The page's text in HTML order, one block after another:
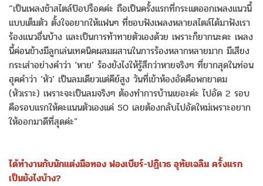
“เป็นเพลงช้าสไตล์ป๊อปร็อคค่ะ ถือเป็นครั้งแรกที่กระแตออกเพลงแนวนี้
แบบเต็มตัว ตั้งใจอยากให้แฟนๆ ที่ชอบฟังเพลงหลายสไตล์ได้มาฟังเรา
ร้องแนวอื่นบ้าง และเป็นการท้าทายตัวเองด้วย เพราะก็ยากนะคะ เพลง
นี้ค่อนข้างมีลูกเล่นเทคนิคผสมผสานในการร้องหลากหลายมาก มีเสียง
กระเส่าอย่างคำว่า ‘หาย’ ร้องยังไงให้รู้สึกว่าหายจริงๆ ที่ยากสุดในท่อน
ฮุคคำว่า ‘หัว’ เป็นลมเดียวแต่คีย์สูง วันที่เข้าห้องอัดคือพกยาดม
(หัวเราะ) เพราะจะเป็นลมจริงๆ ต้องทำการบ้านเยอะค่ะ ไปอัด 2 รอบ
คือรอบแรกให้คะแนนตัวเองแค่ 50 เลยต้องกลับไปอัดใหม่เพราะอยาก
ให้ออกมาดีที่สุดค่ะ”
ได้ทำงานกับนักแต่งมือทอง ฟองเบียร์-ปฏิเวธ อุทัยเฉลิม ครั้งแรก
เป็นยังไงบ้าง?